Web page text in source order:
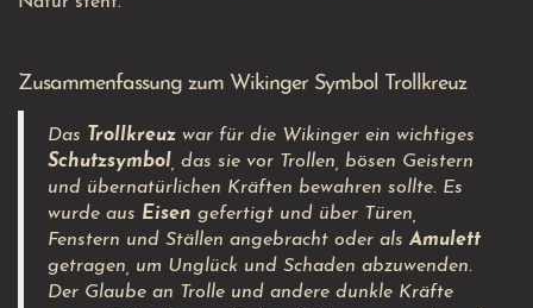
Zusammenfassung zum Wikinger Symbol Trollkreuz
Das Trollkreuz war für die Wikinger ein wichtiges
Schutzsymbol , das sie vor Trollen, bösen Geistern
und übernatürlichen Kräften bewahren sollte. Es
wurde aus Eisen gefertigt und über Türen,
Fenstern und Ställen angebracht oder als Amulett
getragen, um Unglück und Schaden abzuwenden.
Der Glaube an Trolle und andere dunkle Kräfte